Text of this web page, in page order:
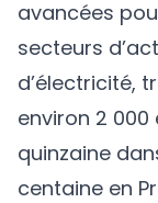
avancées
secteurs
d’électricité,
environ 2
quinzaine
centaine en